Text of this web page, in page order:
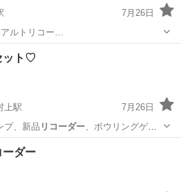
7月26日
ルトリコー…
その他
ット♡
上駅
7月26日
プ、新品 リコーダー、ボウリングゲー
おもちゃ
ーダー